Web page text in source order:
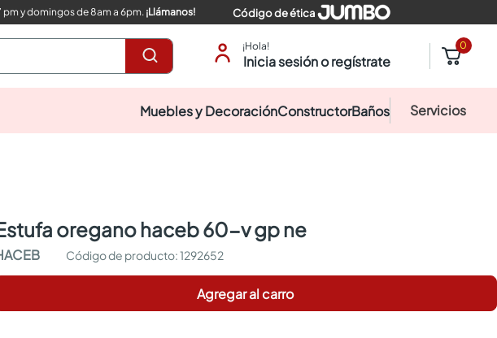
pm y domingos de 8am a 6pm.¡Llámanos! Código de ética
¡Hola!
Inicia sesión o regístrate
0
Muebles y DecoraciónConstructorBaños Servicios
estufa oregano haceb 60-v gp ne
:1292652
Agregar al carro